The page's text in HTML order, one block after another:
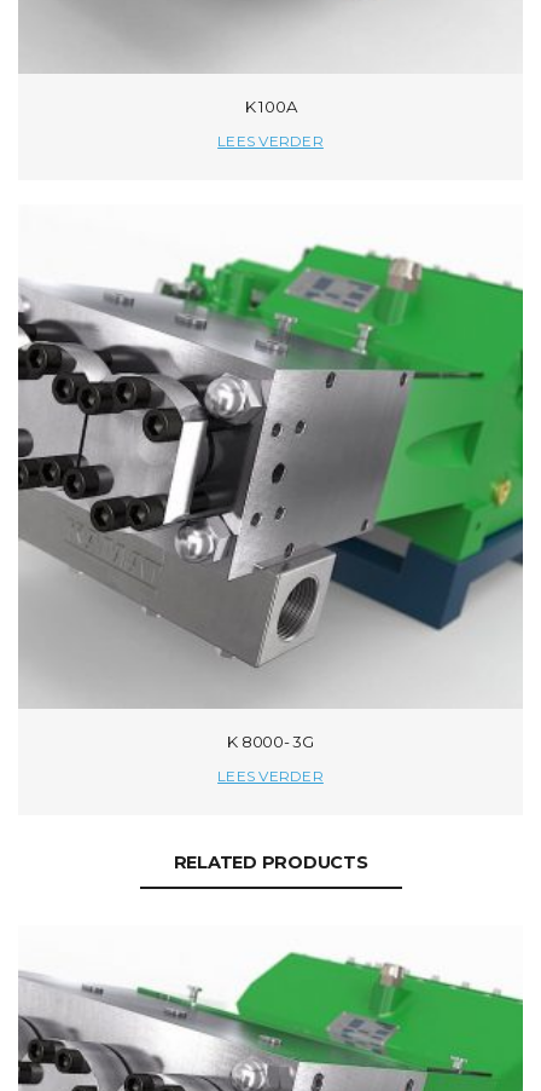
K 100A
LEES VERDER
K 8000- 3G
LEES VERDER
RELATED PRODUCTS